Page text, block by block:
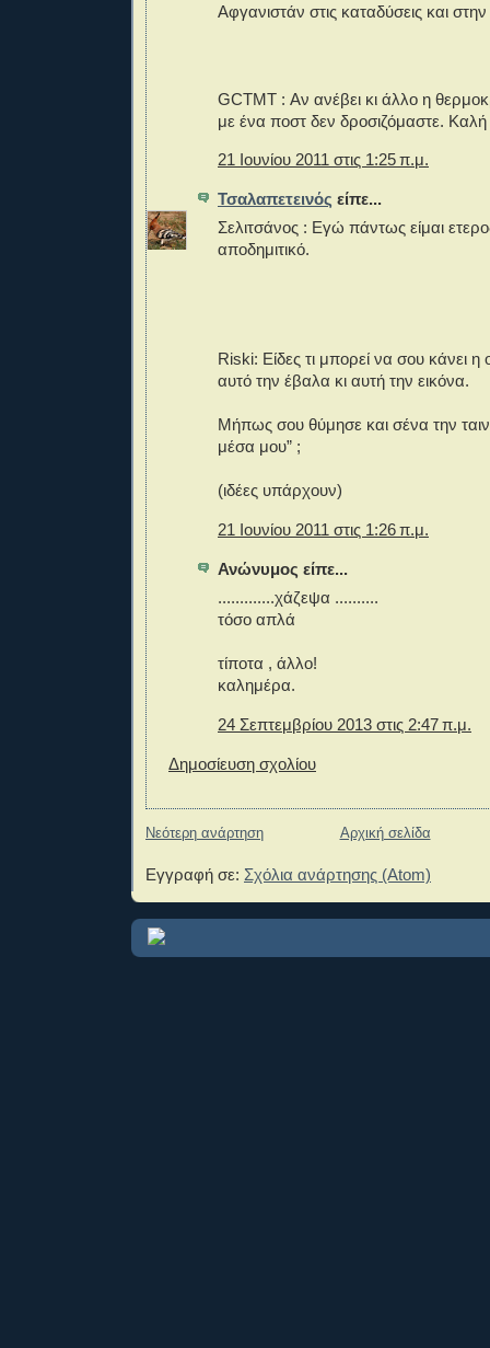
Αφγανιστάν στις καταδύσεις και
GCTMT : Αν ανέβει κι άλλο η
με ένα ποστ δεν δροσιζόμαστε.
21 Ιουνίου 2011 στις 1:25 π.μ.
Τσαλαπετεινός είπε...
Σελιτσάνος : Εγώ πάντως είμαι
αποδημιτικό.
Riski: Είδες τι μπορεί να σου κάνει η
αυτό την έβαλα κι αυτή την εικόνα.
Μήπως σου θύμησε και σένα την
μέσα μου” ;
(ιδέες υπάρχουν)
21 Ιουνίου 2011 στις 1:26 π.μ.
Ανώνυμος είπε...
.............χάζεψα ..........
τόσο απλά
τίποτα , άλλο!
καλημέρα.
24 Σεπτεμβρίου 2013 στις 2:47 π.μ.
Δημοσίευση σχολίου
Νεότερη ανάρτηση Αρχική σελίδα
Εγγραφή σε: Σχόλια ανάρτησης (Atom)